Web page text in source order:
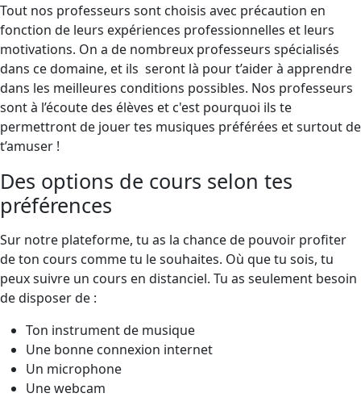
Tout nos professeurs sont choisis avec précaution en
fonction de leurs expériences professionnelles et leurs
motivations. On a de nombreux professeurs spécialisés
dans ce domaine, et ils seront là pour t’aider à apprendre
dans les meilleures conditions possibles. Nos professeurs
sont à l’écoute des élèves et c'est pourquoi ils te
permettront de jouer tes musiques préférées et surtout de
t’amuser !
Des options de cours selon tes
préférences
Sur notre plateforme, tu as la chance de pouvoir profiter
de ton cours comme tu le souhaites. Où que tu sois, tu
peux suivre un cours en distanciel. Tu as seulement besoin
de disposer de :
Ton instrument de musique
Une bonne connexion internet
Un microphone
Une webcam